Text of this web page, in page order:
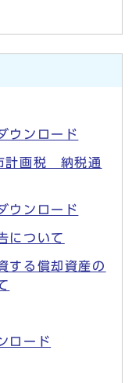
ウンロード
計画税 納税通
ウンロード
について
する償却資産の
ロード